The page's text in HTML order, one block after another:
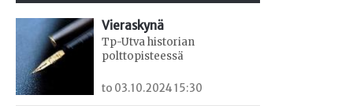
Vieraskynä
Tp-Utva historian
polttopisteessä
to 03.10.2024 15:30